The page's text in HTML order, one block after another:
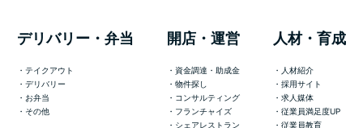
デリバリー・弁当
テイクアウト
デリバリー
お弁当
その他
開店・運営
資金調達・助成金
物件探し
コンサルティング
フランチャイズ
シェアレストラン
人材・育成
人材紹介
採用サイト
求人媒体
従業員満足度UP
従業員教育